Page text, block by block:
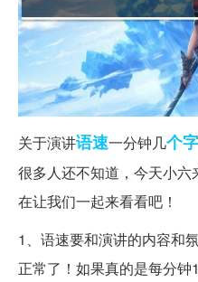
关于演讲语速一分钟几个字
很多人还不知道，今天小
在让我们一起来看看吧！
1、语速要和演讲的内容和
正常了！如果真的是每分